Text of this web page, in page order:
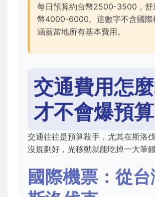
每日預算約台幣2500-3500，舒
幣4000-6000。這數字不含國際
涵蓋當地所有基本費用。
交通費用怎
才不會爆預
交通往往是預算殺手，尤其在斯洛
沒規劃好，光移動就能吃掉一大筆錢
國際機票：從